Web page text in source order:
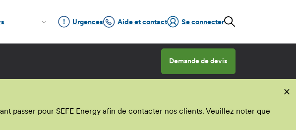
passer pour SEFE Energy afin de contacter nos clients. Veuillez noter que
×
Urgences Aide et contact Se connecter
Demande de devis